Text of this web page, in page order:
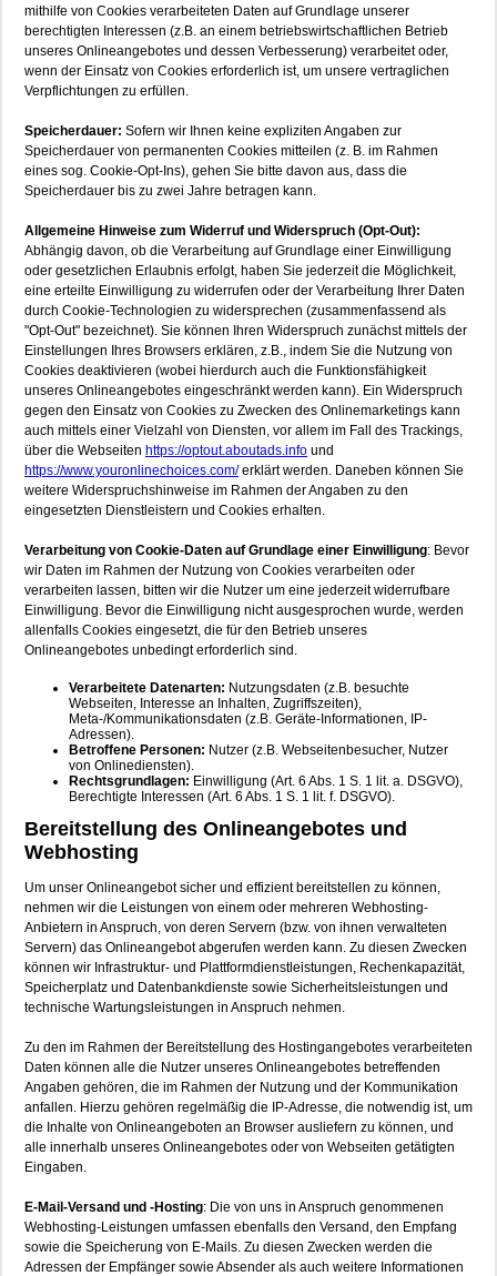
mithilfe von Cookies verarbeiteten Daten auf Grundlage unserer
berechtigten Interessen (z.B. an einem betriebswirtschaftlichen Betrieb
unseres Onlineangebotes und dessen Verbesserung) verarbeitet oder,
wenn der Einsatz von Cookies erforderlich ist, um unsere vertraglichen
Verpflichtungen zu erfüllen.
Speicherdauer: Sofern wir Ihnen keine expliziten Angaben zur
Speicherdauer von permanenten Cookies mitteilen (z. B. im Rahmen
eines sog. Cookie-Opt-Ins), gehen Sie bitte davon aus, dass die
Speicherdauer bis zu zwei Jahre betragen kann.
Allgemeine Hinweise zum Widerruf und Widerspruch (Opt-Out):
Abhängig davon, ob die Verarbeitung auf Grundlage einer Einwilligung
oder gesetzlichen Erlaubnis erfolgt, haben Sie jederzeit die Möglichkeit,
eine erteilte Einwilligung zu widerrufen oder der Verarbeitung Ihrer Daten
durch Cookie-Technologien zu widersprechen (zusammenfassend als
"Opt-Out" bezeichnet). Sie können Ihren Widerspruch zunächst mittels der
Einstellungen Ihres Browsers erklären, z.B., indem Sie die Nutzung von
Cookies deaktivieren (wobei hierdurch auch die Funktionsfähigkeit
unseres Onlineangebotes eingeschränkt werden kann). Ein Widerspruch
gegen den Einsatz von Cookies zu Zwecken des Onlinemarketings kann
auch mittels einer Vielzahl von Diensten, vor allem im Fall des Trackings,
über die Webseiten https://optout.aboutads.info und
https://www.youronlinechoices.com/erklärt werden. Daneben können Sie
weitere Widerspruchshinweise im Rahmen der Angaben zu den
eingesetzten Dienstleistern und Cookies erhalten.
Verarbeitung von Cookie-Daten auf Grundlage einer Einwilligung: Bevor
wir Daten im Rahmen der Nutzung von Cookies verarbeiten oder
verarbeiten lassen, bitten wir die Nutzer um eine jederzeit widerrufbare
Einwilligung. Bevor die Einwilligung nicht ausgesprochen wurde, werden
allenfalls Cookies eingesetzt, die für den Betrieb unseres
Onlineangebotes unbedingt erforderlich sind.
Verarbeitete Datenarten: Nutzungsdaten (z.B. besuchte
Webseiten, Interesse an Inhalten, Zugriffszeiten),
Meta-/Kommunikationsdaten (z.B. Geräte-Informationen, IP-
Adressen).
Betroffene Personen: Nutzer (z.B. Webseitenbesucher, Nutzer
von Onlinediensten).
Rechtsgrundlagen: Einwilligung (Art. 6 Abs. 1 S. 1 lit. a. DSGVO),
Berechtigte Interessen (Art. 6 Abs. 1 S. 1 lit. f. DSGVO).
Bereitstellung des Onlineangebotes und
Webhosting
Um unser Onlineangebot sicher und effizient bereitstellen zu können,
nehmen wir die Leistungen von einem oder mehreren Webhosting-
Anbietern in Anspruch, von deren Servern (bzw. von ihnen verwalteten
Servern) das Onlineangebot abgerufen werden kann. Zu diesen Zwecken
können wir Infrastruktur- und Plattformdienstleistungen, Rechenkapazität,
Speicherplatz und Datenbankdienste sowie Sicherheitsleistungen und
technische Wartungsleistungen in Anspruch nehmen.
Zu den im Rahmen der Bereitstellung des Hostingangebotes verarbeiteten
Daten können alle die Nutzer unseres Onlineangebotes betreffenden
Angaben gehören, die im Rahmen der Nutzung und der Kommunikation
anfallen. Hierzu gehören regelmäßig die IP-Adresse, die notwendig ist, um
die Inhalte von Onlineangeboten an Browser ausliefern zu können, und
alle innerhalb unseres Onlineangebotes oder von Webseiten getätigten
Eingaben.
E-Mail-Versand und -Hosting: Die von uns in Anspruch genommenen
Webhosting-Leistungen umfassen ebenfalls den Versand, den Empfang
sowie die Speicherung von E-Mails. Zu diesen Zwecken werden die
Adressen der Empfänger sowie Absender als auch weitere Informationen